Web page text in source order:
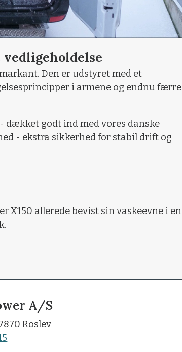
vedligeholdelse
Den er udstyret med et
i armene og endnu færre
dækket godt ind med vores danske
- ekstra sikkerhed for stabil drift og
X150 allerede bevist sin vaskeevne i en
A/S
Roslev